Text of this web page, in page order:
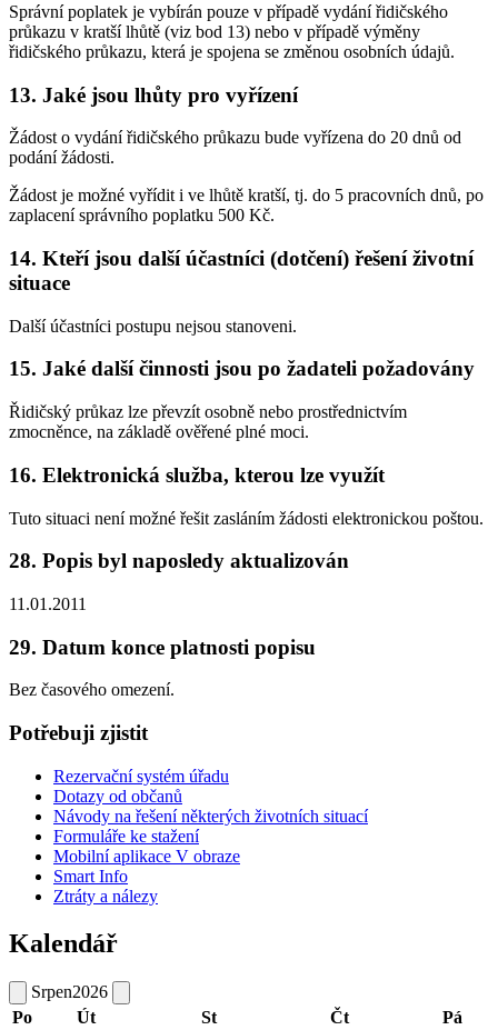
Správní poplatek je vybírán pouze v případě vydání řidičského
průkazu v kratší lhůtě (viz bod 13) nebo v případě výměny
řidičského průkazu, která je spojena se změnou osobních údajů.
13. Jaké jsou lhůty pro vyřízení
Žádost o vydání řidičského průkazu bude vyřízena do 20 dnů od
podání žádosti.
Žádost je možné vyřídit i ve lhůtě kratší, tj. do 5 pracovních dnů, po
zaplacení správního poplatku 500 Kč.
14. Kteří jsou další účastníci (dotčení) řešení životní
situace
Další účastníci postupu nejsou stanoveni.
15. Jaké další činnosti jsou po žadateli požadovány
Řidičský průkaz lze převzít osobně nebo prostřednictvím
zmocněnce, na základě ověřené plné moci.
16. Elektronická služba, kterou lze využít
Tuto situaci není možné řešit zasláním žádosti elektronickou poštou.
28. Popis byl naposledy aktualizován
11.01.2011
29. Datum konce platnosti popisu
Bez časového omezení.
Potřebuji zjistit
Rezervační systém úřadu
Dotazy od občanů
Návody na řešení některých životních situací
Formuláře ke stažení
Mobilní aplikace V obraze
Smart Info
Ztráty a nálezy
Kalendář
Srpen2026
Po
Út St Čt Pá